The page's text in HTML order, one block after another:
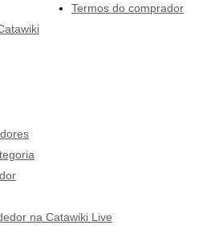
Termos do comprador
na Catawiki Live